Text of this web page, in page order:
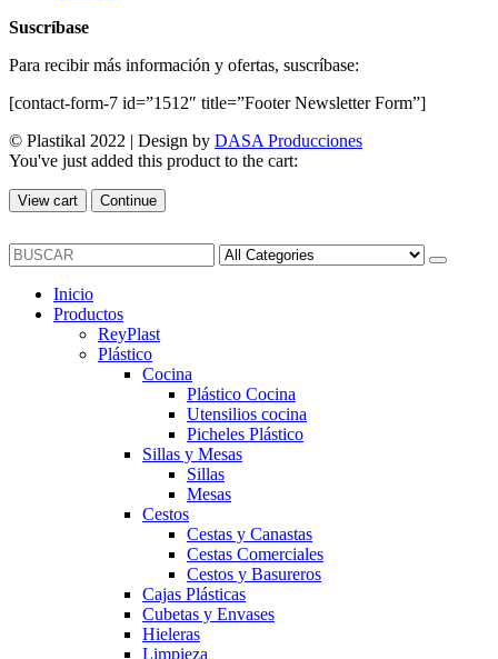
Suscríbase
Para recibir más información y ofertas, suscríbase:
[contact-form-7 id=”1512″ title=”Footer Newsletter Form”]
© Plastikal 2022 | Design by DASA Producciones
You've just added this product to the cart:
View cart Continue
Inicio
Productos
ReyPlast
Plástico
Cocina
Plástico Cocina
Utensilios cocina
Picheles Plástico
Sillas y Mesas
Sillas
Mesas
Cestos
Cestas y Canastas
Cestas Comerciales
Cestos y Basureros
Cajas Plásticas
Cubetas y Envases
Hieleras
Limpieza